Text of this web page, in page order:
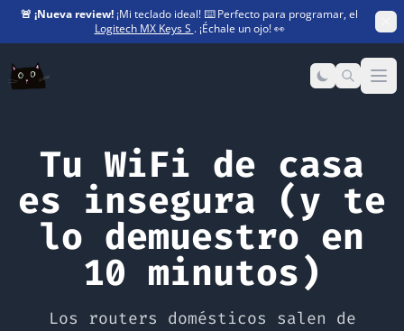
🚨 ¡Nueva review! ¡Mi teclado ideal! ⌨️ Perfecto para programar, el
Logitech MX Keys S . ¡Échale un ojo! 👀
Tu WiFi de casa
es insegura (y te
lo demuestro en
10 minutos)
Los routers domésticos salen de